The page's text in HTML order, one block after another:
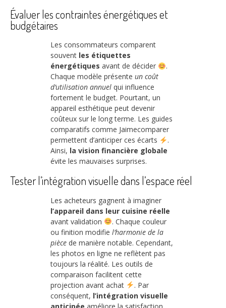
Évaluer les contraintes énergétiques et
budgétaires
Les consommateurs comparent
souvent les étiquettes
énergétiques avant de décider
.
Chaque modèle présente un coût
d’utilisation annuel qui influence
fortement le budget. Pourtant, un
appareil esthétique peut devenir
coûteux sur le long terme. Les guides
comparatifs comme Jaimecomparer
permettent d’anticiper ces écarts
.
Ainsi, la vision financière globale
évite les mauvaises surprises.
Tester l’intégration visuelle dans l’espace réel
Les acheteurs gagnent à imaginer
l’appareil dans leur cuisine réelle
avant validation
. Chaque couleur
ou finition modifie l’harmonie de la
pièce de manière notable. Cependant,
les photos en ligne ne reflètent pas
toujours la réalité. Les outils de
comparaison facilitent cette
projection avant achat
. Par
conséquent, l’intégration visuelle
anticipée améliore la satisfaction